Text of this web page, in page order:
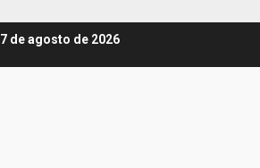
7 de agosto de 2026